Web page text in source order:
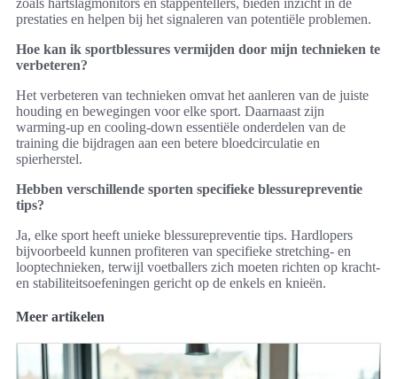
zoals hartslagmonitors en stappentellers, bieden inzicht in de
prestaties en helpen bij het signaleren van potentiële problemen.
Hoe kan ik sportblessures vermijden door mijn technieken te
verbeteren?
Het verbeteren van technieken omvat het aanleren van de juiste
houding en bewegingen voor elke sport. Daarnaast zijn
warming-up en cooling-down essentiële onderdelen van de
training die bijdragen aan een betere bloedcirculatie en
spierherstel.
Hebben verschillende sporten specifieke blessurepreventie
tips?
Ja, elke sport heeft unieke blessurepreventie tips. Hardlopers
bijvoorbeeld kunnen profiteren van specifieke stretching- en
looptechnieken, terwijl voetballers zich moeten richten op kracht-
en stabiliteitsoefeningen gericht op de enkels en knieën.
Meer artikelen